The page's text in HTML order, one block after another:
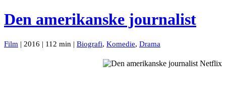
Den amerikanske journalist
Film | 2016 | 112 min | Biografi, Komedie, Drama